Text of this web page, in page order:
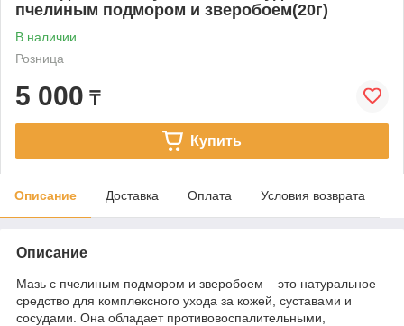
пчелиным подмором и зверобоем(20г)
В наличии
Розница
5 000 ₸
Купить
Описание Доставка Оплата Условия возврата
Описание
Мазь с пчелиным подмором и зверобоем – это натуральное
средство для комплексного ухода за кожей, суставами и
сосудами. Она обладает противовоспалительными,